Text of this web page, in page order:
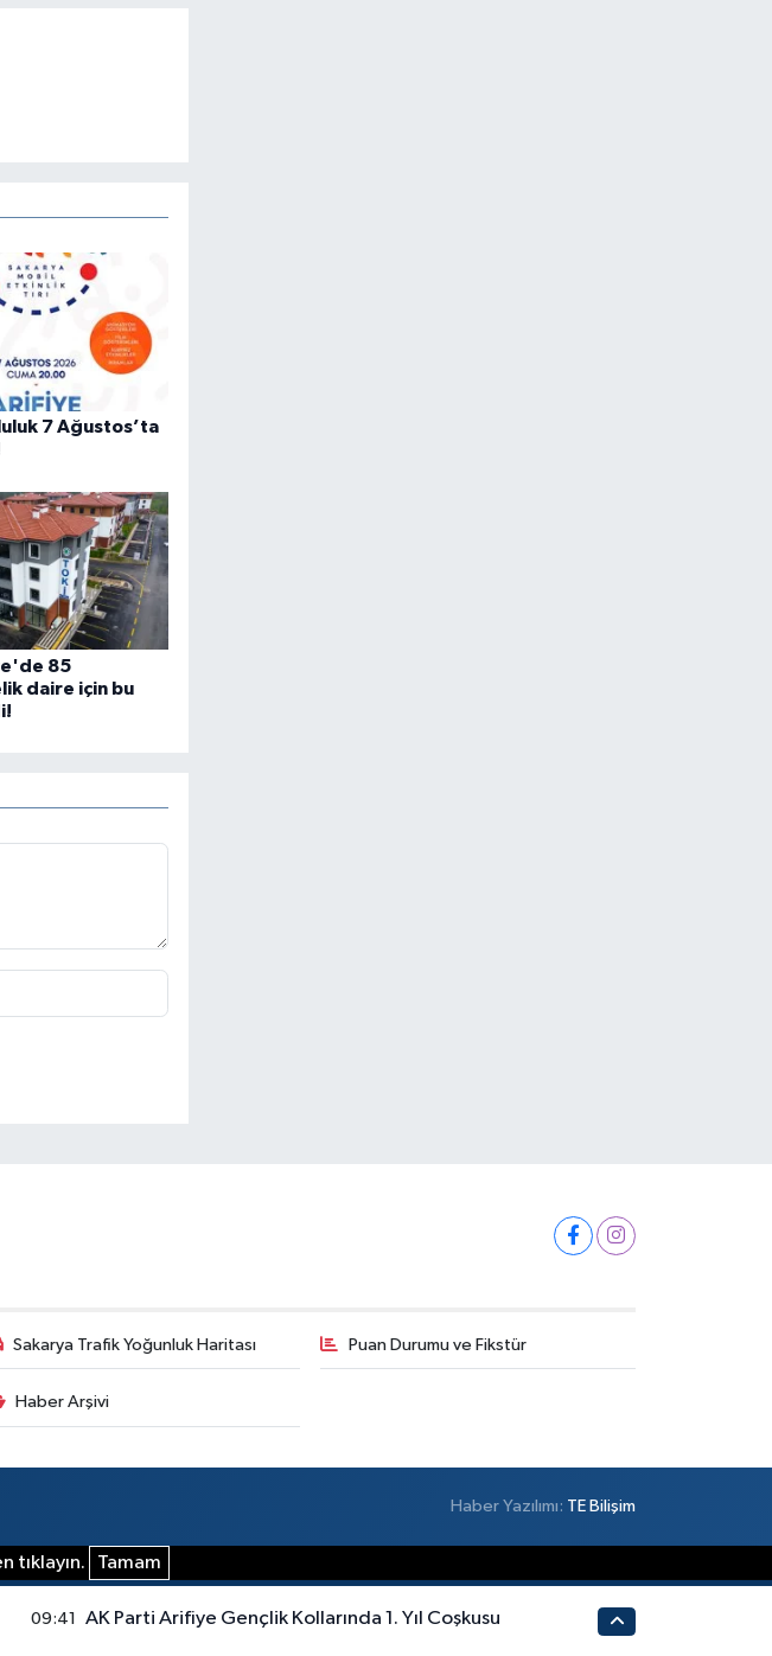
7 Ağustos’ta
85
daire için bu
Sakarya Trafik Yoğunluk Haritası Puan Durumu ve Fikstür
Haber Arşivi
Haber Yazılımı: TE Bilişim
tıklayın. Tamam
09:41 AK Parti Arifiye Gençlik Kollarında 1. Yıl Coşkusu